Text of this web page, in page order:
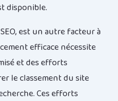
disponible.
est un autre facteur à
efficace nécessite
et des efforts
le classement du site
Ces efforts